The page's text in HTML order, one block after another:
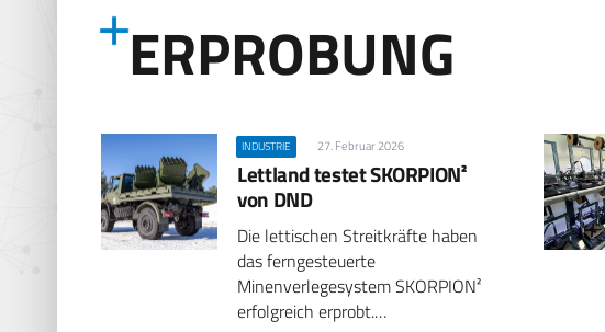
ERPROBUNG
INDUSTRIE 27. Februar 2026
Lettland testet SKORPION²
von DND
Die lettischen Streitkräfte haben
das ferngesteuerte
Minenverlegesystem SKORPION²
erfolgreich erprobt.…